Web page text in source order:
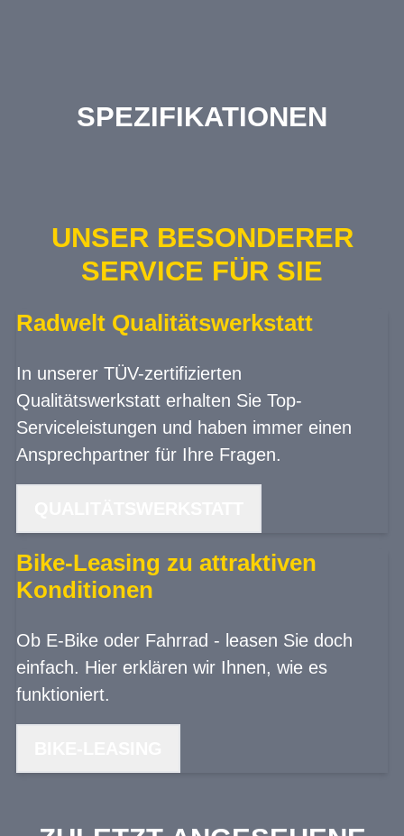
SPEZIFIKATIONEN
UNSER BESONDERER
SERVICE FÜR SIE
Radwelt Qualitätswerkstatt
In unserer TÜV-zertifizierten
Qualitätswerkstatt erhalten Sie Top-
Serviceleistungen und haben immer einen
Ansprechpartner für Ihre Fragen.
Bike-Leasing zu attraktiven
Konditionen
Ob E-Bike oder Fahrrad - leasen Sie doch
einfach. Hier erklären wir Ihnen, wie es
funktioniert.